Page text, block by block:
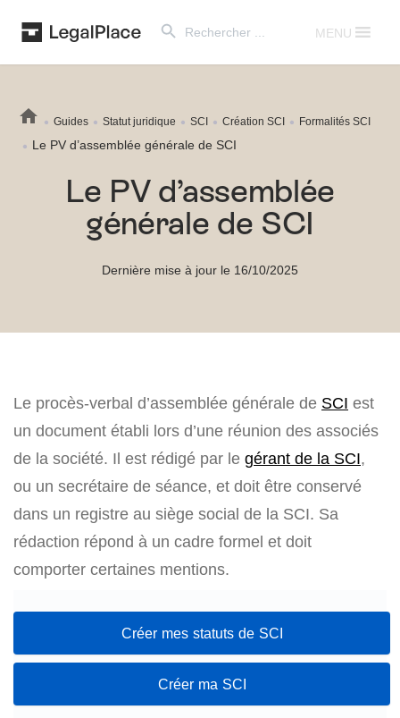
for:
MENU
Guides Statut juridique SCI Création SCI Formalités SCI
Le PV d’assemblée générale de SCI
Le PV d’assemblée
générale de SCI
Dernière mise à jour le 16/10/2025
Le procès-verbal d’assemblée générale de SCI est
un document établi lors d’une réunion des associés
de la société. Il est rédigé par le gérant de la SCI,
ou un secrétaire de séance, et doit être conservé
dans un registre au siège social de la SCI. Sa
rédaction répond à un cadre formel et doit
comporter certaines mentions.
Créer mes statuts de SCI
Créer ma SCI